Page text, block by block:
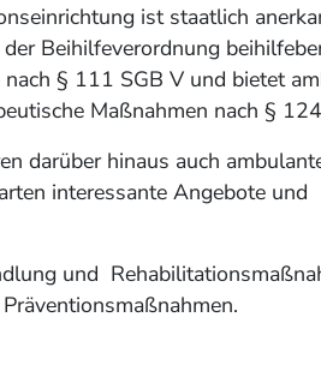
ist staatlich
Beihilfeverordnung
§ 111 SGB V und bietet
Maßnahmen nach §
darüber hinaus auch
interessante Angebote und
und